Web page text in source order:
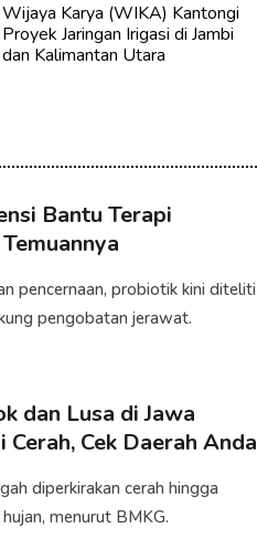
Wijaya Karya (WIKA) Kantongi
Proyek Jaringan Irigasi di Jambi
dan Kalimantan Utara
Bantu Terapi
pencernaan, probiotik kini diteliti
pengobatan jerawat.
dan Lusa di Jawa
Cek Daerah Anda
diperkirakan cerah hingga
hujan, menurut BMKG.